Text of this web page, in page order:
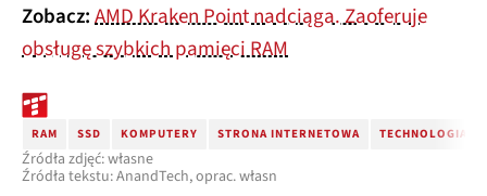
Zobacz:AMD Kraken Point nadciąga. Zaoferuje
obsługę szybkich pamięci RAM
RAM SSD KOMPUTERY STRONA INTERNETOWA TECHNOLOGIA
Źródła zdjęć: własne
Źródła tekstu: AnandTech, oprac. własn